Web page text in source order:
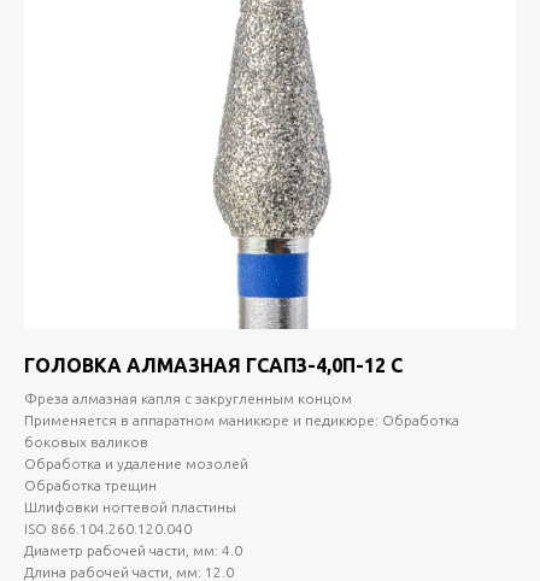
ГОЛОВКА АЛМАЗНАЯ ГСАП3-4,0П-12 С
Фреза алмазная капля с закругленным концом
Применяется в аппаратном маникюре и педикюре: Обработка
боковых валиков
Обработка и удаление мозолей
Обработка трещин
Шлифовки ногтевой пластины
ISO 866.104.260.120.040
Диаметр рабочей части, мм: 4.0
Длина рабочей части, мм: 12.0